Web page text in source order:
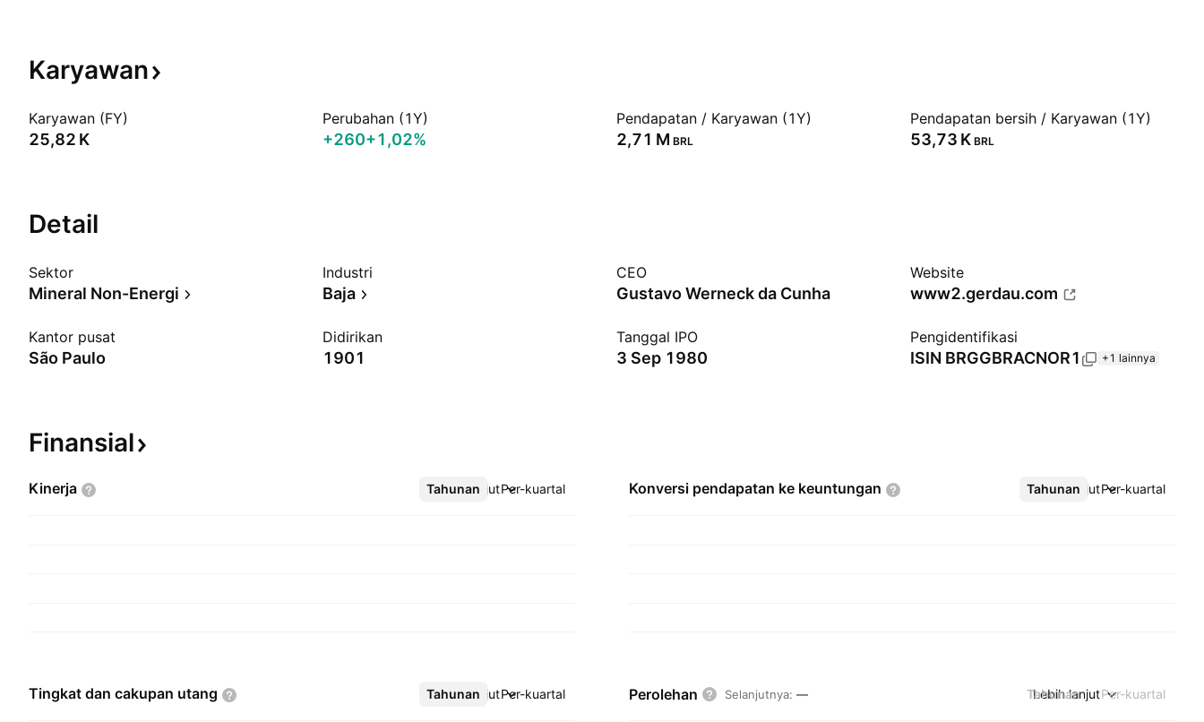
Karyawan
Karyawan (FY)
‪25,82 K‬
Perubahan (1Y)
+260+1,02%
Pendapatan / Karyawan (1Y)
‪2,71 M‬ BRL
Pendapatan bersih / Karyawan (1Y)
‪53,73 K‬ BRL
Detail
Sektor
Mineral Non-Energi
Industri
Baja
CEO
Gustavo Werneck da Cunha
Website
www2.gerdau.com
Kantor pusat
São Paulo
Didirikan
1901
Tanggal IPO
3 Sep 1980
Pengidentifikasi
ISIN BRGGBRACNOR1 +1 lainnya
Finansial
Kinerja Tahunan Per-kuartal
Lebih lanjut Konversi pendapatan ke keuntungan Tahunan Per-kuartal
Lebih lanjut
Tingkat dan cakupan utang Tahunan Per-kuartal
Lebih lanjut Perolehan Selanjutnya: — Tahunan Per-kuartal
Lebih lanjut